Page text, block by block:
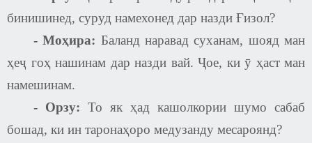
бинишинед, суруд намехонед дар назди Ғизол?
- Моҳира: Баланд наравад суханам, шояд ман
ҳеҷ гоҳ нашинам дар назди вай. Ҷое, ки ӯ ҳаст ман
намешинам.
- Орзу: То як ҳад кашолкории шумо сабаб
бошад, ки ин таронаҳоро медузанду месароянд?